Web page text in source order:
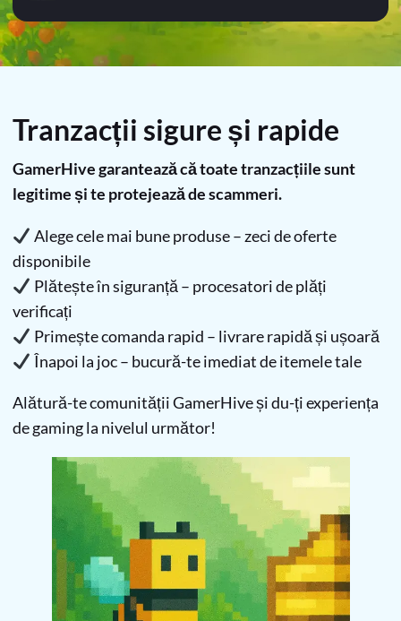
Tranzacții sigure și rapide
GamerHive garantează că toate tranzacțiile sunt
legitime și te protejează de scammeri.
Alege cele mai bune produse – zeci de oferte
disponibile
Plătește în siguranță – procesatori de plăți
verificați
Primește comanda rapid – livrare rapidă și ușoară
Înapoi la joc – bucură-te imediat de itemele tale
Alătură-te comunității GamerHive și du-ți experiența
de gaming la nivelul următor!